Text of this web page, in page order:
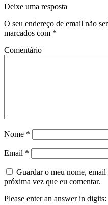
Deixe uma resposta
O seu endereço de email não
marcados com *
Comentário
Nome *
Email *
Guardar o meu nome, email
próxima vez que eu comentar.
Please enter an answer in digits: